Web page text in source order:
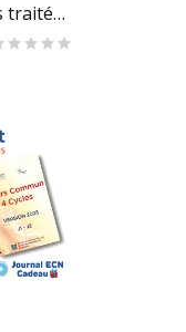
Pack K PRIME 3 ans traitée et vérifiées "...